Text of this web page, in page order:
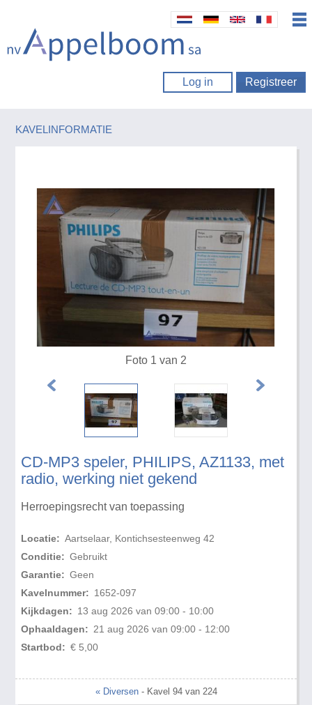
Log in Registreer
KAVELINFORMATIE
CD-MP3 speler, PHILIPS, AZ1133, met
radio, werking niet gekend
Herroepingsrecht van toepassing
Locatie: Aartselaar, Kontichsesteenweg 42
Conditie: Gebruikt
Garantie: Geen
Kavelnummer: 1652-097
Kijkdagen: 13 aug 2026 van 09:00 - 10:00
Ophaaldagen: 21 aug 2026 van 09:00 - 12:00
Startbod: € 5,00
Foto 1 van 2
« Diversen- Kavel 94 van 224